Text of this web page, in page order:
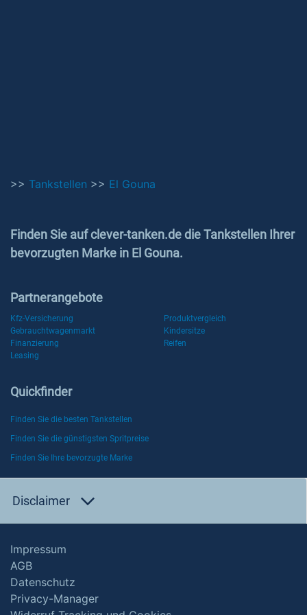
>> Tankstellen >> El Gouna
Finden Sie auf clever-tanken.de die Tankstellen Ihrer
bevorzugten Marke in El Gouna.
Partnerangebote
Kfz-Versicherung
Produktvergleich
Gebrauchtwagenmarkt
Kindersitze
Finanzierung
Reifen
Leasing
Quickfinder
Finden Sie die besten Tankstellen
Finden Sie die günstigsten Spritpreise
Finden Sie Ihre bevorzugte Marke
Disclaimer
Impressum
AGB
Datenschutz
Privacy-Manager